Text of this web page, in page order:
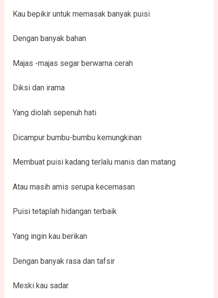
Kau bepikir untuk memasak banyak puisi
Dengan banyak bahan
Majas -majas segar berwarna cerah
Diksi dan irama
Yang diolah sepenuh hati
Dicampur bumbu-bumbu kemungkinan
Membuat puisi kadang terlalu manis dan matang
Atau masih amis serupa kecemasan
Puisi tetaplah hidangan terbaik
Yang ingin kau berikan
Dengan banyak rasa dan tafsir
Meski kau sadar